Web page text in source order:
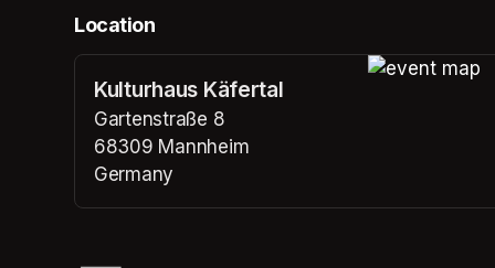
Location
Kulturhaus Käfertal
Gartenstraße 8
68309 Mannheim
Germany
(opens in a new tab)